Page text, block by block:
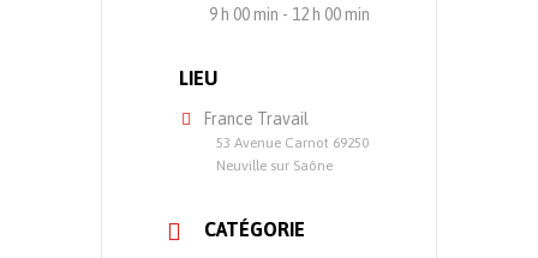
9 h 00 min - 12 h 00 min
LIEU
France Travail
53 Avenue Carnot 69250
Neuville sur Saône
CATÉGORIE